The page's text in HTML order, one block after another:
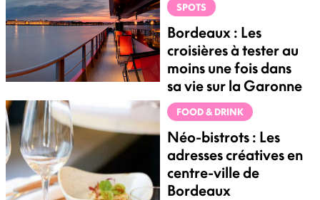
SPOTS
Bordeaux : Les
croisières à tester au
moins une fois dans
sa vie sur la Garonne
FOOD & DRINK
Néo-bistrots : Les
adresses créatives en
centre-ville de
Bordeaux